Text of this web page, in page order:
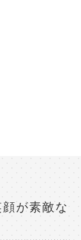
が素敵な